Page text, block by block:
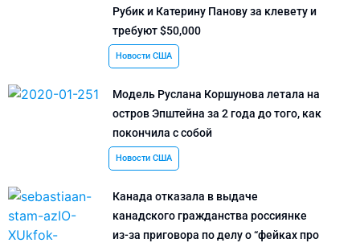
Рубик и Катерину Панову за клевету и
требуют $50,000
Новости США
Модель Руслана Коршунова летала на
остров Эпштейна за 2 года до того, как
покончила с собой
Новости США
Канада отказала в выдаче
канадского гражданства россиянке
из-за приговора по делу о “фейках про